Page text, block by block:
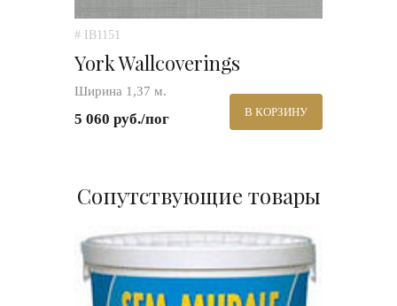
# IB1151
York Wallcoverings
Ширина 1,37 м.
5 060 руб./пог В КОРЗИНУ
Сопутствующие товары